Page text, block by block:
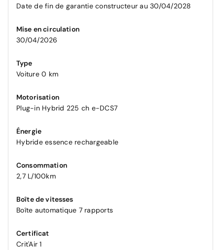
Date de fin de garantie constructeur au 30/04/2028
Mise en circulation
30/04/2026
Type
Voiture 0 km
Motorisation
Plug-in Hybrid 225 ch e-DCS7
Énergie
Hybride essence rechargeable
Consommation
2,7 L/100km
Boîte de vitesses
Boîte automatique 7 rapports
Certificat
Crit'Air 1